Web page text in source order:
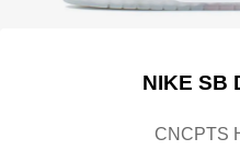
NIKE SB
CNCPTS